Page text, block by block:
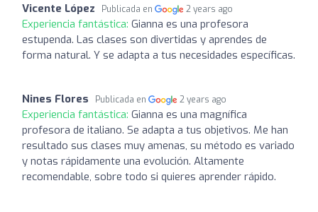
Vicente López Publicada en 2 years ago
Experiencia fantástica: Gianna es una profesora
estupenda. Las clases son divertidas y aprendes de
forma natural. Y se adapta a tus necesidades específicas.
Nines Flores Publicada en 2 years ago
Experiencia fantástica: Gianna es una magnífica
profesora de italiano. Se adapta a tus objetivos. Me han
resultado sus clases muy amenas, su método es variado
y notas rápidamente una evolución. Altamente
recomendable, sobre todo si quieres aprender rápido.